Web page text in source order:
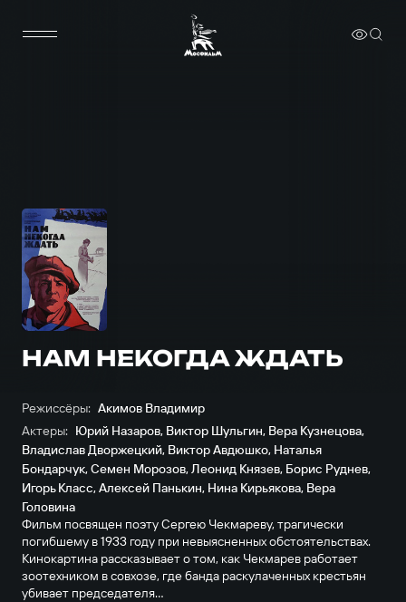
НАМ НЕКОГДА ЖДАТЬ
Режиссёры: Акимов Владимир
Актеры: Юрий Назаров, Виктор Шульгин, Вера Кузнецова,
Владислав Дворжецкий, Виктор Авдюшко, Наталья
Бондарчук,Семен Морозов,Леонид Князев, Борис Руднев,
Игорь Класс,Алексей Панькин, Нина Кирьякова, Вера
Головина
Фильм посвящен поэту Сергею Чекмареву, трагически
погибшему в 1933 году при невыясненных обстоятельствах.
Кинокартина рассказывает о том, как Чекмарев работает
зоотехником в совхозе, где банда раскулаченных крестьян
убивает председателя...